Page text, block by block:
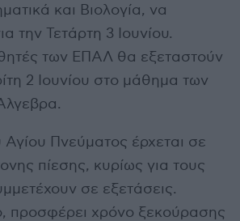
και Βιολογία, να
την Τετάρτη 3 Ιουνίου.
των ΕΠΑΛ θα εξεταστούν
2 Ιουνίου στο μάθημα των
Αγίου Πνεύματος έρχεται σε
πίεσης, κυρίως για τους
σε εξετάσεις.
προσφέρει χρόνο ξεκούρασης